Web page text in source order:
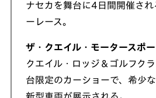
ナセカを舞台に4日間開催され
ーレース。
ザ・クエイル・モータースポ
クエイル・ロッジ＆ゴルフク
台限定のカーショーで、希少